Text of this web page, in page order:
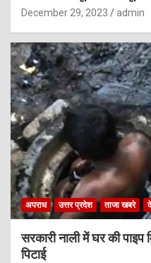
December 29, 2023 admin
अपराध उत्तर प्रदेश ताजा खबरे
सरकारी नाली में घर की पाइप
पिटाई